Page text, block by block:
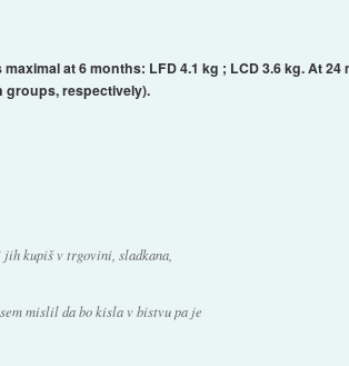
at 6 months: LFD 4.1 kg ; LCD 3.6 kg. At
groups, respectively).
kupiš v trgovini, sladkana,
mislil da bo kisla v bistvu pa je